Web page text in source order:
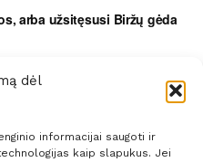
dėl
informacijai saugoti ir
kaip slapukus. Jei
arba užsitęsusi Biržų gėda
avarija